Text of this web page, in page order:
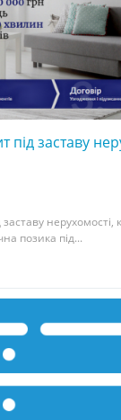
під заставу
нерухомості,
позика під...